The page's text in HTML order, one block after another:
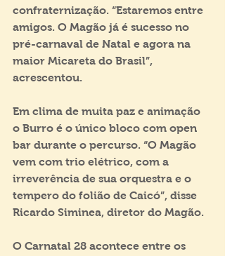
confraternização. “Estaremos entre
amigos. O Magão já é sucesso no
pré-carnaval de Natal e agora na
maior Micareta do Brasil”,
acrescentou.
Em clima de muita paz e animação
o Burro é o único bloco com open
bar durante o percurso. “O Magão
vem com trio elétrico, com a
irreverência de sua orquestra e o
tempero do folião de Caicó”, disse
Ricardo Siminea, diretor do Magão.
O Carnatal 28 acontece entre os